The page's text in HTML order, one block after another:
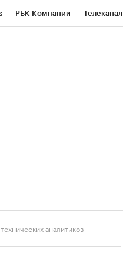
РБК Компании Телеканал
аналитиков